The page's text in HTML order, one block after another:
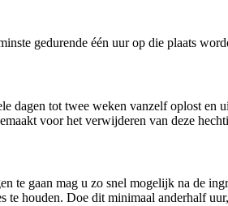
gedurende één uur op die plaats
dagen tot twee weken vanzelf oplost
voor het verwijderen van deze
te gaan mag u zo snel mogelijk na de
te houden. Doe dit minimaal anderhalf